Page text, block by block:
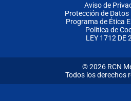
Aviso de
Protección de Datos
Programa de Ética
Política de
LEY 1712 DE
© 2026 RCN
Todos los derechos